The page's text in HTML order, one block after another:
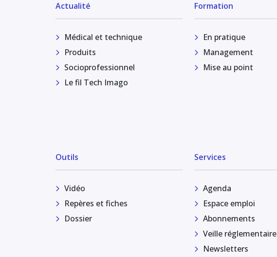
Actualité
Médical et technique
Produits
Socioprofessionnel
Le fil Tech Imago
Formation
En pratique
Management
Mise au point
Outils
Vidéo
Repères et fiches
Dossier
Services
Agenda
Espace emploi
Abonnements
Veille réglementaire
Newsletters